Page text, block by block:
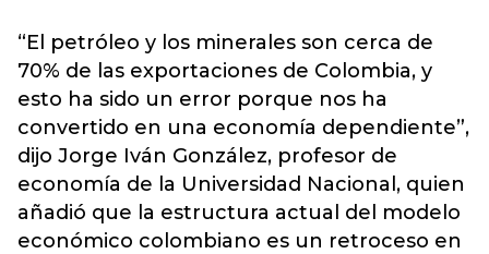
“El petróleo y los minerales son cerca de
70% de las exportaciones de Colombia, y
esto ha sido un error porque nos ha
convertido en una economía dependiente”,
dijo Jorge Iván González, profesor de
economía de la Universidad Nacional, quien
añadió que la estructura actual del modelo
económico colombiano es un retroceso en